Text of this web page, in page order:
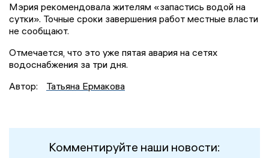
Мэрия рекомендовала жителям «запастись водой на
сутки». Точные сроки завершения работ местные власти
не сообщают.
Отмечается, что это уже пятая авария на сетях
водоснабжения за три дня.
Автор:
Татьяна Ермакова
Комментируйте наши новости: